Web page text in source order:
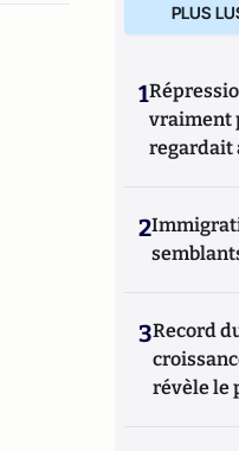
PLUS
1
vraiment
regardait
2
3Record
révèle le